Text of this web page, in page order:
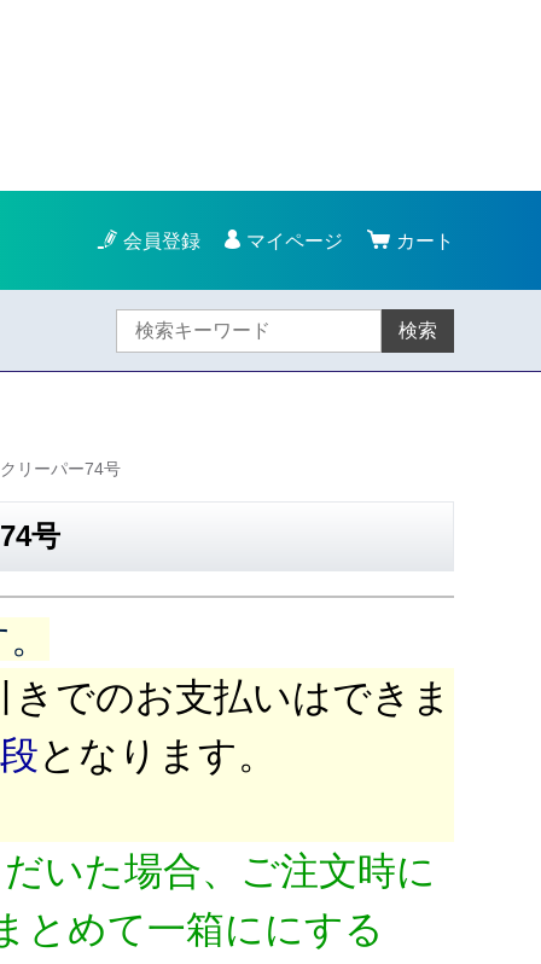
会員登録 マイページ カート
検索
リーパー74号
号
きでのお支払いはできま
となります。
いた場合、ご注文時に
とめて一箱ににする